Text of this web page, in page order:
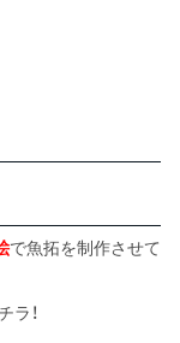
で魚拓を制作させて
ラ！